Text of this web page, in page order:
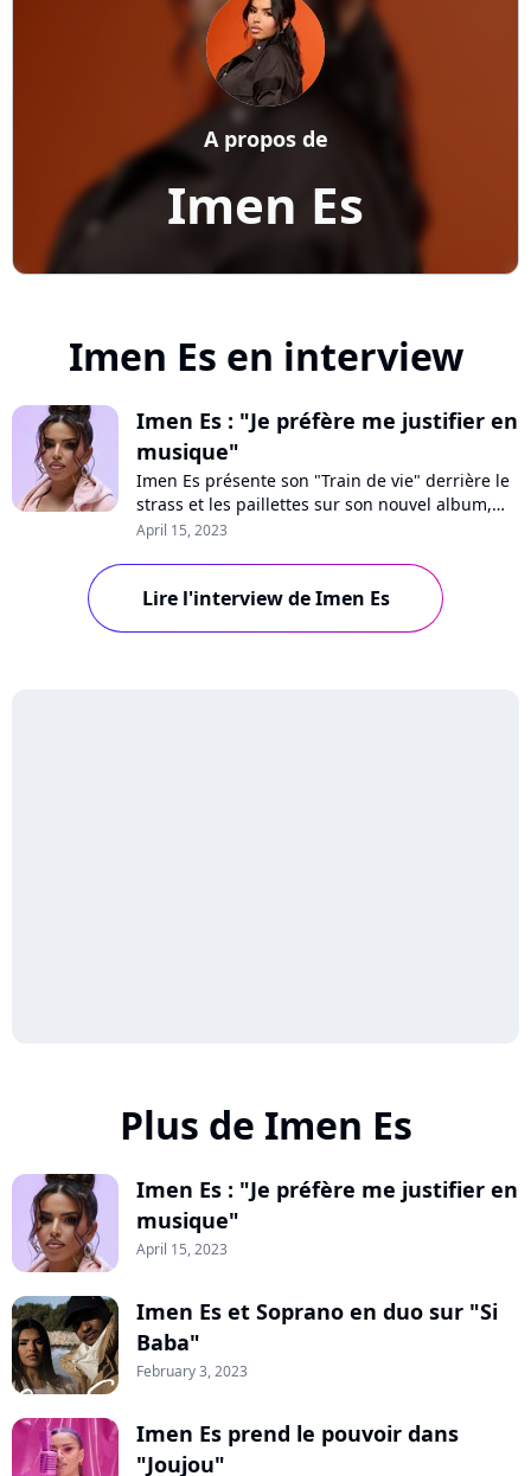
Imen Es
A propos de
Imen Es en interview
Imen Es : "Je préfère me justifier en
musique"
Imen Es présente son "Train de vie" derrière le
strass et les paillettes sur son nouvel album,
disponible depuis février. Un disque sur lequel
détracteurs. "Le regard des gens, maintenant,
j'en ai rien à faire" confie-t-elle en interview.
April 15, 2023
Lire l'interview de Imen Es
Plus de Imen Es
Imen Es : "Je préfère me justifier en
musique"
April 15, 2023
Imen Es et Soprano en duo sur "Si
Baba"
February 3, 2023
Imen Es prend le pouvoir dans
"Joujou"